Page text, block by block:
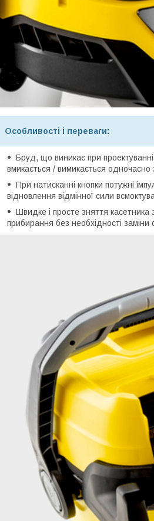
Особливості і переваги:
Бруд, що виникає при
вмикається / вимикається одночасно
При натисканні кнопки потужні
відновлення відмінної сили
Швидке і просте зняття касетника
прибирання без необхідності заміни